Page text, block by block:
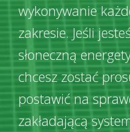
wykonywanie
zakresie. Jeśli
słoneczną
chcesz zostać
postawić na
zakładającą